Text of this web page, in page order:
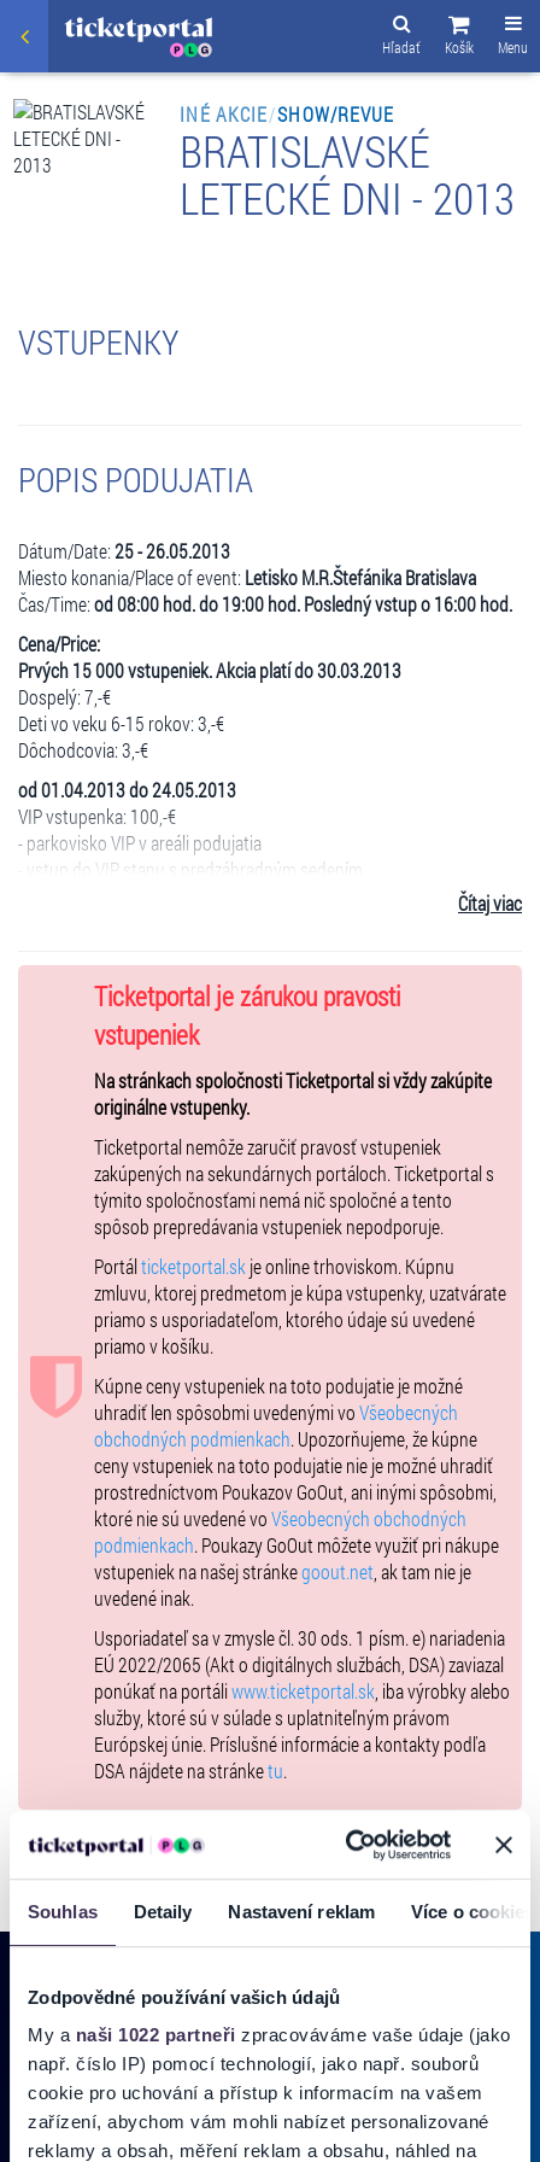
Souhlas Detaily Nastavení reklam Více o cookies
Zodpovědné používání vašich údajů
My a naši 1022 partneři zpracováváme vaše údaje (jako
např. číslo IP) pomocí technologií, jako např. souborů
cookie pro uchování a přístup k informacím na vašem
zařízení, abychom vám mohli nabízet personalizované
reklamy a obsah, měření reklam a obsahu, náhled na
Menu
Košík
Hľadať
INÉ AKCIE/SHOW/REVUE
BRATISLAVSKÉ
LETECKÉ DNI - 2013
VSTUPENKY
POPIS PODUJATIA
Dátum/Date:25 - 26.05.2013
Miesto konania/Place of event: Letisko M.R.Štefánika Bratislava
Čas/Time:od 08:00 hod. do 19:00 hod. Posledný vstup o 16:00 hod.
Cena/Price:
Prvých 15 000 vstupeniek. Akcia platí do 30.03.2013
Dospelý: 7,-€
Deti vo veku 6-15 rokov: 3,-€
Dôchodcovia: 3,-€
od 01.04.2013 do 24.05.2013
VIP vstupenka: 100,-€
- parkovisko VIP v areáli podujatia
- vstup do VIP stanu s predzáhradným sedením
- obed vo forme teplého bufetu dva chody
- Poobedňajší čaj so zákuskom a sendvičom
- alkoholické a nealkoholické nápoje v priebehu celého podujatia
- oficiálny bulletin Bratislavských leteckých dní 2013
Dospelý: 8,-€
Deti vo veku 6-15 rokov: 4,-€
Dôchodcovia: 4,-€
V deň konania 25. a 26.05.2013
Dospelý: 10,-€
Deti vo veku 6-15 rokov: 5,-€
Dôchodcovia: 5,-€
Parkovisko v areáli letiska: 2,-€
Vstupenka je platná iba jeden deň!
Zľavy a vstupenky pre deti/Discounts, and tickets for children:
- Deti do 6 rokov v sprievode dospelej osoby - zadarmo
- Osoba, ktorá je držiteľom preukazu ZŤP-S + sprievod - zadarmo
- Preukázanie veku na zľavu je potrebné doložiť preukazom poistenca
Čítaj viac
Ticketportal je zárukou pravosti
vstupeniek
Na stránkach spoločnosti Ticketportal si vždy zakúpite
originálne vstupenky.
Ticketportal nemôže zaručiť pravosť vstupeniek
zakúpených na sekundárnych portáloch. Ticketportal s
týmito spoločnosťami nemá nič spoločné a tento
spôsob prepredávania vstupeniek nepodporuje.
Portálticketportal.sk je online trhoviskom. Kúpnu
zmluvu, ktorej predmetom je kúpa vstupenky, uzatvárate
priamo s usporiadateľom, ktorého údaje sú uvedené
priamo v košíku.
Kúpne ceny vstupeniek na toto podujatie je možné
uhradiť len spôsobmi uvedenými voVšeobecných
obchodných podmienkach. Upozorňujeme, že kúpne
ceny vstupeniek na toto podujatie nie je možné uhradiť
prostredníctvom Poukazov GoOut, ani inými spôsobmi,
ktoré nie sú uvedené voVšeobecných obchodných
podmienkach. Poukazy GoOut môžete využiť pri nákupe
vstupeniek na našej stránkegoout.net , ak tam nie je
uvedené inak.
Usporiadateľ sa v zmysle čl. 30 ods. 1 písm. e) nariadenia
EÚ 2022/2065 (Akt o digitálnych službách, DSA) zaviazal
ponúkať na portáliwww.ticketportal.sk , iba výrobky alebo
služby, ktoré sú v súlade s uplatniteľným právom
Európskej únie. Príslušné informácie a kontakty podľa
DSA nájdete na stránketu.
PRIHLÁSIŤ SA KODBERU NOVINIEK
Pridajte sa do zoznamu odberateľov a doručte si najnovšie špeciálne
ponuky priamo do doručenej pošty.